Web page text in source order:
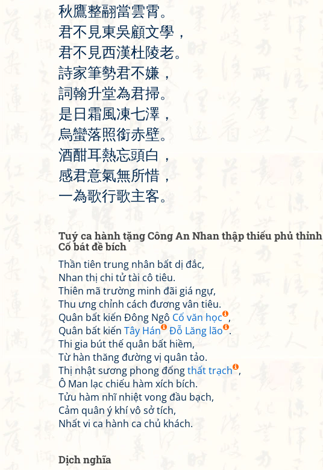
秋鷹整翮當雲霄。
君不 見東吳顧文學 ，
君不 見西漢杜陵老。
詩家筆勢君不嫌 ，
詞翰升堂為君掃。
是 日 霜風凍七澤 ，
烏蠻落照銜赤壁。
酒酣耳熱忘頭白 ，
感君意氣無所惜 ，
一為歌行歌主客。
Tuý ca hành tặng Công An Nhan thập thiếu phủ thỉnh
Cố bát đề bích
Thần tiên trung nhân bất dị đắc,
Nhan thị chi tử tài cô tiêu.
Thiên mã trường minh đãi giá ngự,
Thu ưng chỉnh cách đương vân tiêu.
Quân bất kiến Đông Ngô Cố văn học ,
Quân bất kiến Tây Hán Đỗ Lăng lão .
Thi gia bút thế quân bất hiềm,
Từ hàn thăng đường vị quân tảo.
Thị nhật sương phong đốngthất trạch ,
Ô Man lạc chiếu hàm xích bích.
Tửu hàm nhĩ nhiệt vong đầu bạch,
Cảm quân ý khí vô sở tích,
Nhất vi ca hành ca chủ khách.
Dịch nghĩa